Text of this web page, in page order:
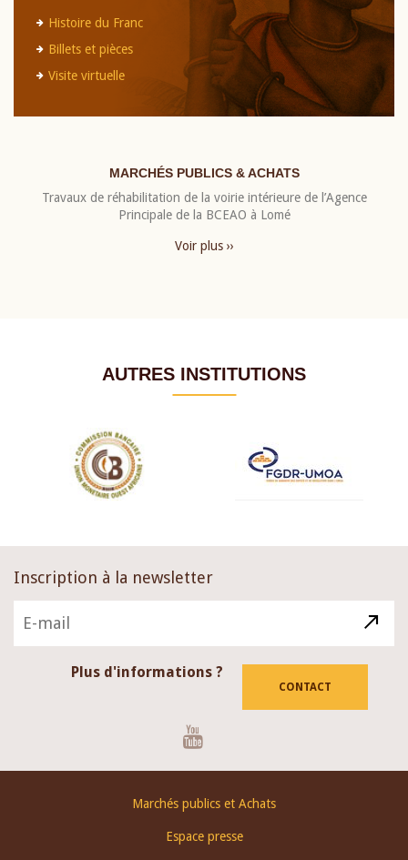
Histoire du Franc
Billets et pièces
Visite virtuelle
MARCHÉS PUBLICS & ACHATS
Travaux de réhabilitation de la voirie intérieure de l’Agence
Principale de la BCEAO à Lomé
Voir plus ››
AUTRES INSTITUTIONS
Inscription à la newsletter
Plus d'informations ?
CONTACT
Marchés publics et Achats
Espace presse